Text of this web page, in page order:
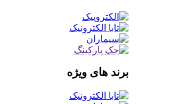
برند های ویژه